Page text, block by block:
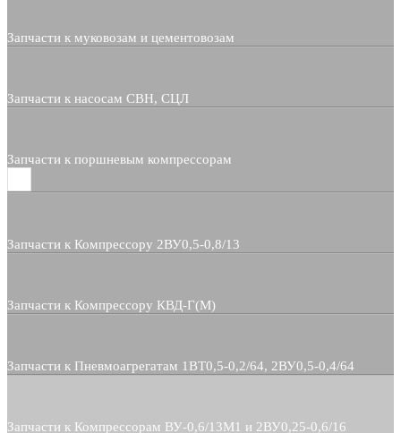
Запчасти к муковозам и цементовозам
Запчасти к насосам СВН, СЦЛ
Запчасти к поршневым компрессорам
Запчасти к Компрессору 2ВУ0,5-0,8/13
Запчасти к Компрессору КВД-Г(М)
Запчасти к Пневмоагрегатам 1ВТ0,5-0,2/64, 2ВУ0,5-0,4/64
Запчасти к Компрессорам ВУ-0,6/13М1 и 2ВУ0,25-0,6/16